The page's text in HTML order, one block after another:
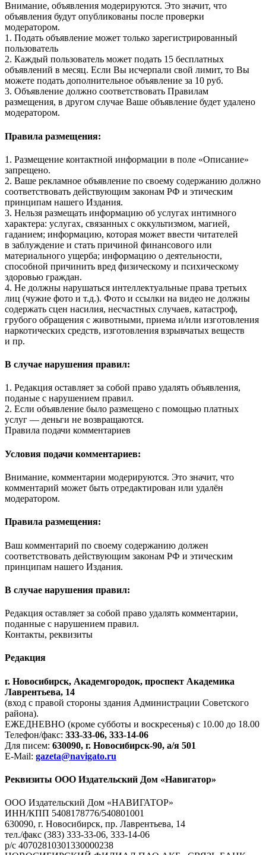
Внимание, объявления модерируются. Это значит, что
объявления будут опубликованы после проверки
модератором.
1. Подать объявление может только зарегистрированный
пользователь
2. Каждый пользователь может подать 15 бесплатных
объявлений в месяц. Если Вы исчерпали свой лимит, то Вы
можете подать дополнительное объявление за 10 руб.
3. Объявление должно соответствовать Правилам
размещения, в другом случае Ваше объявление будет удалено
модератором.
Правила размещения:
1. Размещение контактной информации в поле «Описание»
запрещено.
2. Ваше рекламное объявление по своему содержанию должно
соответствовать действующим законам РФ и этическим
принципам нашего Издания.
3. Нельзя размещать информацию об услугах интимного
характера: услугах, связанных с оккультизмом, магией,
гаданием; информацию, которая может ввести читателей
в заблуждение и стать причиной финансового или
материального ущерба; информацию о деятельности,
способной причинить вред физическому и психическому
здоровью граждан.
4. Не должны нарушаться интеллектуальные права третьих
лиц (чужие фото и т.д.). Фото и ссылки на видео не должны
содержать сцен насилия, несчастных случаев, катастроф,
грубого обращения с животными, приема и/или изготовления
наркотических средств, изготовления взрывчатых веществ
и пр.
В случае нарушения правил:
1. Редакция оставляет за собой право удалять объявления,
поданые с нарушением правил.
2. Если объявление было размещено с помощью платных
услуг — деньги не возвращаются.
Правила подачи комментариев
Условия подачи комментариев:
Внимание, комментарии модерируются. Это значит, что
комментарий может быть отредактирован или удалён
модератором.
Правила размещения:
Ваш комментарий по своему содержанию должен
соответствовать действующим законам РФ и этическим
принципам нашего Издания.
В случае нарушения правил:
Редакция оставляет за собой право удалять комментарии,
поданные с нарушением правил.
Контакты, реквизиты
Редакция
г. Новосибирск, Академгородок, проспект Академика
Лаврентьева, 14
(вход с правой стороны здания Администрации Советского
района).
ЕЖЕДНЕВНО (кроме субботы и воскресенья) с 10.00 до 18.00
Телефон/факс: 333-33-06, 333-14-06
Для писем: 630090, г. Новосибирск-90, а/я 501
E-Mail: gazeta@navigato.ru
Реквизиты ООО Издательский Дом «Навигатор»
ООО Издательский Дом «НАВИГАТОР»
ИНН/КПП 5408178776/540801001
630090, г. Новосибирск, пр. Лаврентьева, 14
тел./факс (383) 333-33-06, 333-14-06
р/с 40702810301330000238